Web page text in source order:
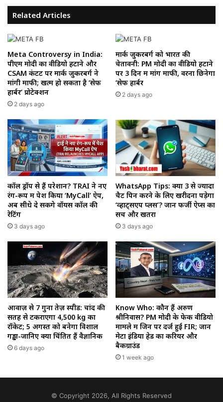
Related Articles
Meta Controversy in India:
पीएम मोदी का वीडियो हटाने और
CSAM कंटेंट पर मार्क जुकरबर्ग ने
मांगी माफी; खत्म हो सकता है ‘सेफ
हार्बर’ प्रोटेक्शन
2 days ago
मार्क जुकरबर्ग को भारत की
चेतावनी: PM मोदी का वीडियो हटाने
पर 3 दिन में मांगें माफी, वरना छिनेगा
‘सेफ हार्बर
2 days ago
कॉल ड्रॉप से हैं परेशान? TRAI ने नए
रंग-रूप में पेश किया ‘MyCall’ ऐप,
अब सीधे दे सकेंगे वॉयस कॉल की
रेटिंग
3 days ago
WhatsApp Tips: क्या 3 से ज्यादा
चैट पिन करने के लिए खरीदना पड़ेगा
‘व्हाट्सएप प्लस’? जानें फर्जी ऐप्स का
सच और खतरा
3 days ago
आवाज़ से 7 गुना तेज़ स्पीड: चांद की
सतह से टकराएगा 4,500 kg का
रॉकेट; 5 अगस्त को बनेगा विशाल
गड्ढा-जानिए क्यों चिंतित हैं वैज्ञानिक
6 days ago
Know Who: कौन हैं अरुण
श्रीनिवास? PM मोदी के फेक वीडियो
मामले में जिन पर दर्ज हुई FIR; जानें
मेटा इंडिया हेड का करियर और
बैकग्राउंड
1 week ago
© Copyright 2026, All Rights Reserved